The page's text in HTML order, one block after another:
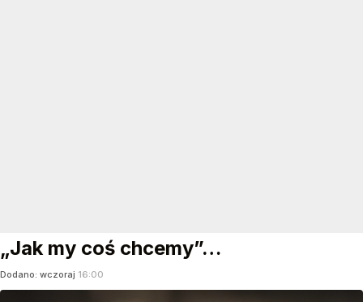
„Jak my coś chcemy”…
Dodano: wczoraj 16:00